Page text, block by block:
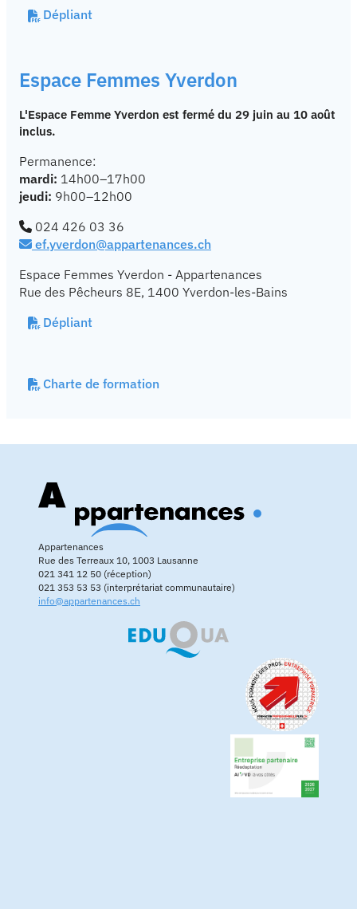
Dépliant
Espace Femmes Yverdon
L'Espace Femme Yverdon est fermé du 29 juin au 10 août
inclus.
Permanence:
mardi: 14h00–17h00
jeudi: 9h00–12h00
024 426 03 36
ef.yverdon@appartenances.ch
Espace Femmes Yverdon - Appartenances
Rue des Pêcheurs 8E, 1400 Yverdon-les-Bains
Dépliant
Charte de formation
Appartenances
Rue des Terreaux 10, 1003 Lausanne
021 341 12 50 (réception)
021 353 53 53 (interprétariat communautaire)
info@appartenances.ch